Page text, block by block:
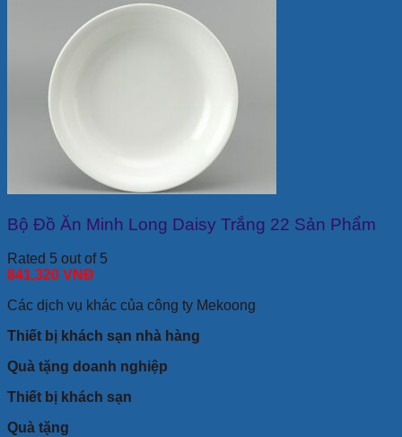
Bộ Đồ Ăn Minh Long Daisy Trắng 22 Sản Phẩm
Rated 5 out of 5
841,320 VNĐ
Các dịch vụ khác của công ty Mekoong
Thiết bị khách sạn nhà hàng
Quà tặng doanh nghiệp
Thiết bị khách sạn
Quà tặng